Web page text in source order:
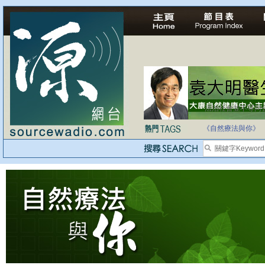
法治社會並不等同
自家教育合法化-
《自然療法與你》